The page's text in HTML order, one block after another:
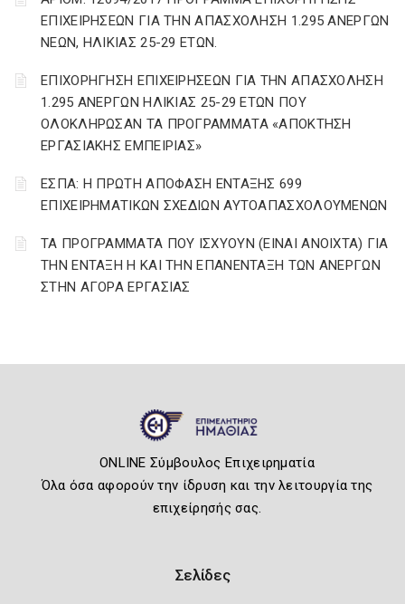
ΕΠΙΧΕΙΡΗΣΕΩΝ ΓΙΑ ΤΗΝ ΑΠΑΣΧΟΛΗΣΗ 1.295 ΑΝΕΡΓΩΝ
ΝΕΩΝ, ΗΛΙΚΙΑΣ 25-29 ΕΤΩΝ.
ΕΠΙΧΟΡΗΓΗΣΗ ΕΠΙΧΕΙΡΗΣΕΩΝ ΓΙΑ ΤΗΝ ΑΠΑΣΧΟΛΗΣΗ
1.295 ΑΝΕΡΓΩΝ ΗΛΙΚΙΑΣ 25-29 ΕΤΩΝ ΠΟΥ
ΟΛΟΚΛΗΡΩΣΑΝ ΤΑ ΠΡΟΓΡΑΜΜΑΤΑ «ΑΠΟΚΤΗΣΗ
ΕΡΓΑΣΙΑΚΗΣ ΕΜΠΕΙΡΙΑΣ»
ΕΣΠΑ: Η ΠΡΩΤΗ ΑΠΟΦΑΣΗ ΕΝΤΑΞΗΣ 699
ΕΠΙΧΕΙΡΗΜΑΤΙΚΩΝ ΣΧΕΔΙΩΝ ΑΥΤΟΑΠΑΣΧΟΛΟΥΜΕΝΩΝ
ΤΑ ΠΡΟΓΡΑΜΜΑΤΑ ΠΟΥ ΙΣΧΥΟΥΝ (ΕΙΝΑΙ ΑΝΟΙΧΤΑ) ΓΙΑ
ΤΗΝ ΕΝΤΑΞΗ Η ΚΑΙ ΤΗΝ ΕΠΑΝΕΝΤΑΞΗ ΤΩΝ ΑΝΕΡΓΩΝ
ΣΤΗΝ ΑΓΟΡΑ ΕΡΓΑΣΙΑΣ
ONLINE Σύμβουλος Επιχειρηματία
Όλα όσα αφορούν την ίδρυση και την λειτουργία της
επιχείρησής σας.
Σελίδες